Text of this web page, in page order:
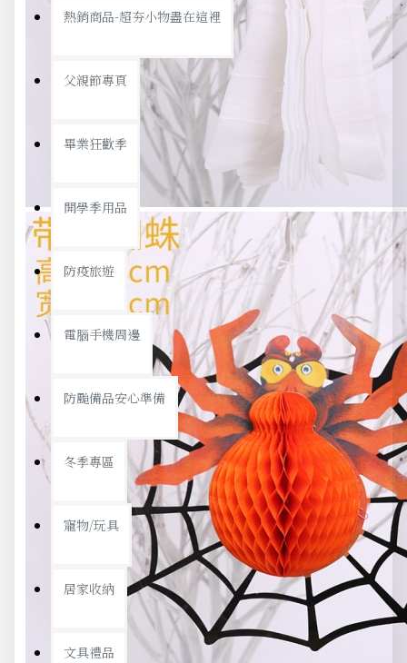
熱銷商品-超夯小物盡在這裡
父親節專頁
畢業狂歡季
開學季用品
防疫旅遊
電腦手機周邊
防颱備品安心準備
冬季專區
寵物/玩具
居家收納
文具禮品